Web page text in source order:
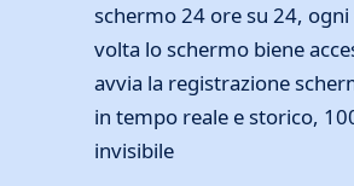
schermo 24 ore su 24, ogni
volta lo schermo biene
avvia la registrazione
in tempo reale e storico,
invisibile